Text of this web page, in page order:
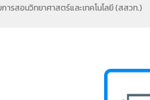
ารสอนวิทยาศาสตร์และเทคโนโลยี (สสวท.)